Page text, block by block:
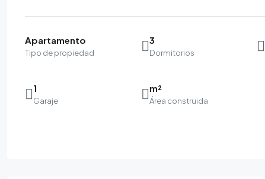
Apartamento
Tipo de propiedad
3
Dormitorios
1
Garaje
m²
Área construida